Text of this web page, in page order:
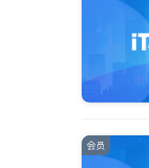
会员